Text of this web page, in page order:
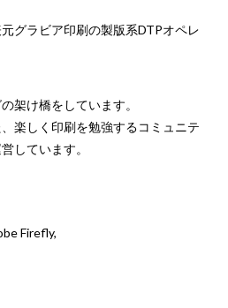
グラビア印刷の製版系DTPオペレ
架け橋をしています。
楽しく印刷を勉強するコミュニテ
しています。
Firefly,